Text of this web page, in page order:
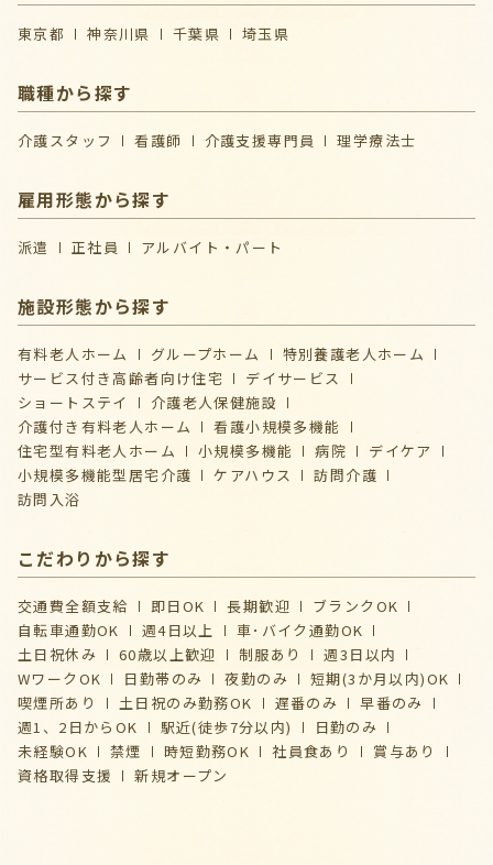
東京都 神奈川県 千葉県 埼玉県
職種から探す
介護スタッフ 看護師 介護支援専門員 理学療法士
雇用形態から探す
派遣 正社員 アルバイト・パート
施設形態から探す
有料老人ホーム グループホーム
特別養護老人ホーム
サービス付き高齢者向け住宅
デイサービス
ショートステイ
介護⽼⼈保健施設
介護付き有料老人ホーム
看護小規模多機能
住宅型有料老人ホーム
小規模多機能 病院
デイケア
⼩規模多機能型居宅介護
ケアハウス
訪問介護
訪問入浴
こだわりから探す
交通費全額支給 即日OK 長期歓迎
ブランクOK
自転車通勤OK
週4日以上
車･バイク通勤OK
土日祝休み
60歳以上歓迎 制服あり
週3日以内
WワークOK
日勤帯のみ 夜勤のみ
短期(3か月以内)OK
喫煙所あり
土日祝のみ勤務OK 遅番のみ
早番のみ
週1、2日からOK
駅近(徒歩7分以内)
日勤のみ
未経験OK
禁煙 時短勤務OK 社員食あり
賞与あり
資格取得支援
新規オープン